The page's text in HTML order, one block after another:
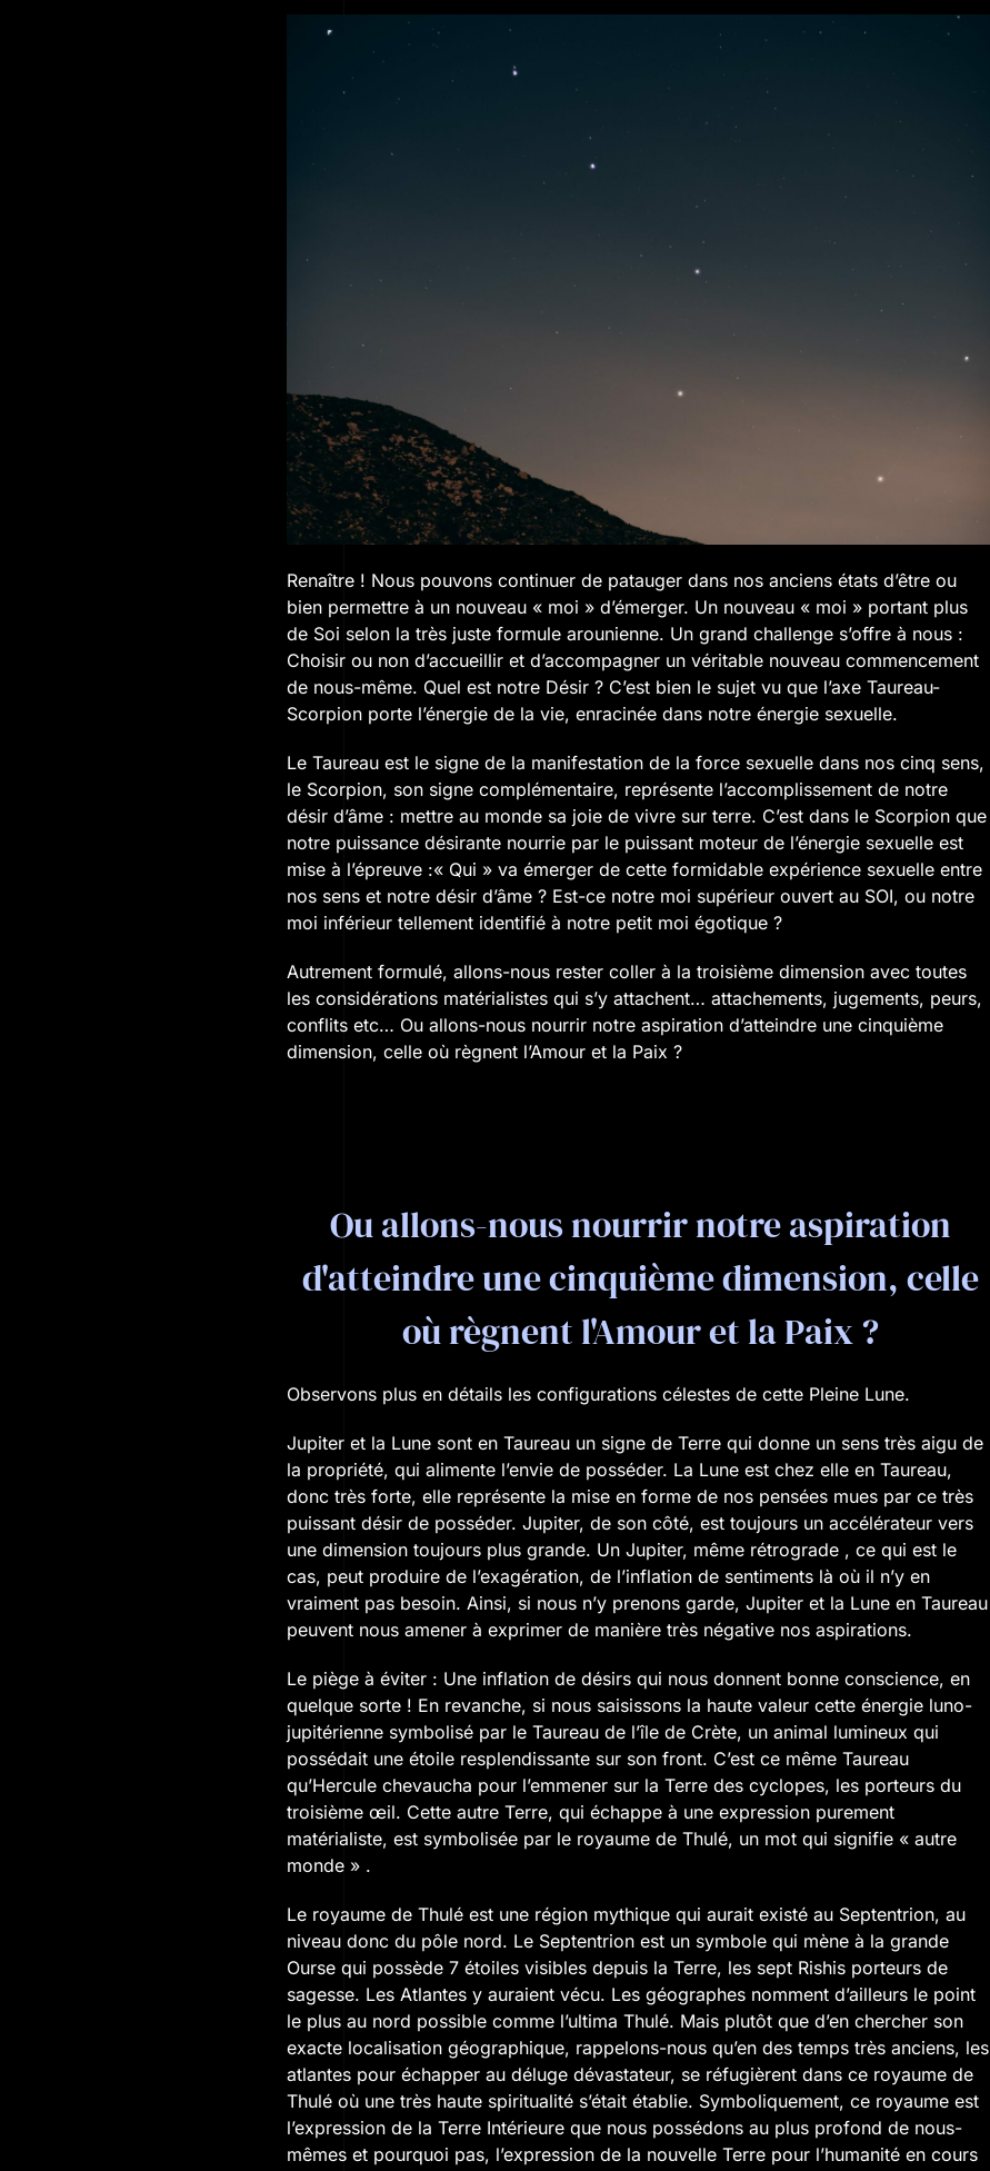
Renaître ! Nous pouvons continuer de patauger dans nos anciens états d’être ou
bien permettre à un nouveau « moi » d’émerger. Un nouveau « moi » portant plus
de Soi selon la très juste formule arounienne. Un grand challenge s’offre à nous :
Choisir ou non d’accueillir et d’accompagner un véritable nouveau commencement
de nous-même. Quel est notre Désir ? C’est bien le sujet vu que l’axe Taureau-
Scorpion porte l’énergie de la vie, enracinée dans notre énergie sexuelle.
Le Taureau est le signe de la manifestation de la force sexuelle dans nos cinq sens,
le Scorpion, son signe complémentaire, représente l’accomplissement de notre
désir d’âme : mettre au monde sa joie de vivre sur terre. C’est dans le Scorpion que
notre puissance désirante nourrie par le puissant moteur de l’énergie sexuelle est
mise à l’épreuve :« Qui » va émerger de cette formidable expérience sexuelle entre
nos sens et notre désir d’âme ? Est-ce notre moi supérieur ouvert au SOI, ou notre
moi inférieur tellement identifié à notre petit moi égotique ?
Autrement formulé, allons-nous rester coller à la troisième dimension avec toutes
les considérations matérialistes qui s’y attachent… attachements, jugements, peurs,
conflits etc… Ou allons-nous nourrir notre aspiration d’atteindre une cinquième
dimension, celle où règnent l’Amour et la Paix ?
Ou allons-nous nourrir notre aspiration
d'atteindre une cinquième dimension, celle
où règnent l'Amour et la Paix ?
Observons plus en détails les configurations célestes de cette Pleine Lune.
Jupiter et la Lune sont en Taureau un signe de Terre qui donne un sens très aigu de
la propriété, qui alimente l’envie de posséder. La Lune est chez elle en Taureau,
donc très forte, elle représente la mise en forme de nos pensées mues par ce très
puissant désir de posséder. Jupiter, de son côté, est toujours un accélérateur vers
une dimension toujours plus grande. Un Jupiter, même rétrograde , ce qui est le
cas, peut produire de l’exagération, de l’inflation de sentiments là où il n’y en
vraiment pas besoin. Ainsi, si nous n’y prenons garde, Jupiter et la Lune en Taureau
peuvent nous amener à exprimer de manière très négative nos aspirations.
Le piège à éviter : Une inflation de désirs qui nous donnent bonne conscience, en
quelque sorte ! En revanche, si nous saisissons la haute valeur cette énergie luno-
jupitérienne symbolisé par le Taureau de l’île de Crète, un animal lumineux qui
possédait une étoile resplendissante sur son front. C’est ce même Taureau
qu’Hercule chevaucha pour l’emmener sur la Terre des cyclopes, les porteurs du
troisième œil. Cette autre Terre, qui échappe à une expression purement
matérialiste, est symbolisée par le royaume de Thulé, un mot qui signifie « autre
monde » .
Le royaume de Thulé est une région mythique qui aurait existé au Septentrion, au
niveau donc du pôle nord. Le Septentrion est un symbole qui mène à la grande
Ourse qui possède 7 étoiles visibles depuis la Terre, les sept Rishis porteurs de
sagesse. Les Atlantes y auraient vécu. Les géographes nomment d’ailleurs le point
le plus au nord possible comme l’ultima Thulé. Mais plutôt que d’en chercher son
exacte localisation géographique, rappelons-nous qu’en des temps très anciens, les
atlantes pour échapper au déluge dévastateur, se réfugièrent dans ce royaume de
Thulé où une très haute spiritualité s’était établie. Symboliquement, ce royaume est
l’expression de la Terre Intérieure que nous possédons au plus profond de nous-
mêmes et pourquoi pas, l’expression de la nouvelle Terre pour l’humanité en cours